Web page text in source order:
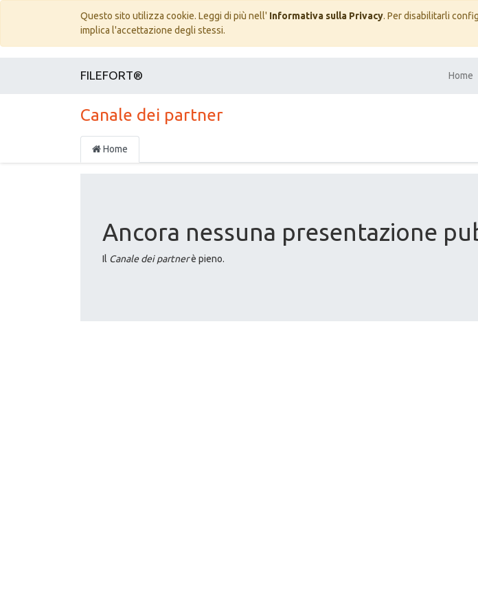
Questo sito utilizza cookie. Leggi di più nell' Informativa sulla Privacy. Per disabilitarli
implica l'accettazione degli stessi.
FILEFORT® Home
Canale dei partner
Home
Ancora nessuna presentazione
Il Canale dei partnerè pieno.